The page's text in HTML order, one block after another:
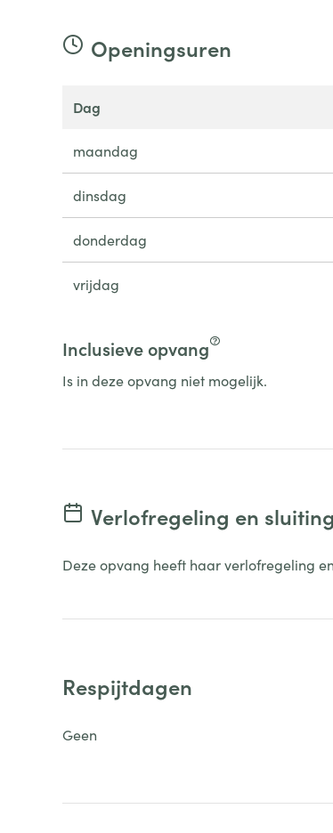
Openingsuren
dag
maandag
dinsdag
donderdag
vrijdag
Inclusieve opvang
Is in deze opvang niet mogelijk.
Verlofregeling en
Deze opvang heeft haar verlofregeling
Respijtdagen
Geen